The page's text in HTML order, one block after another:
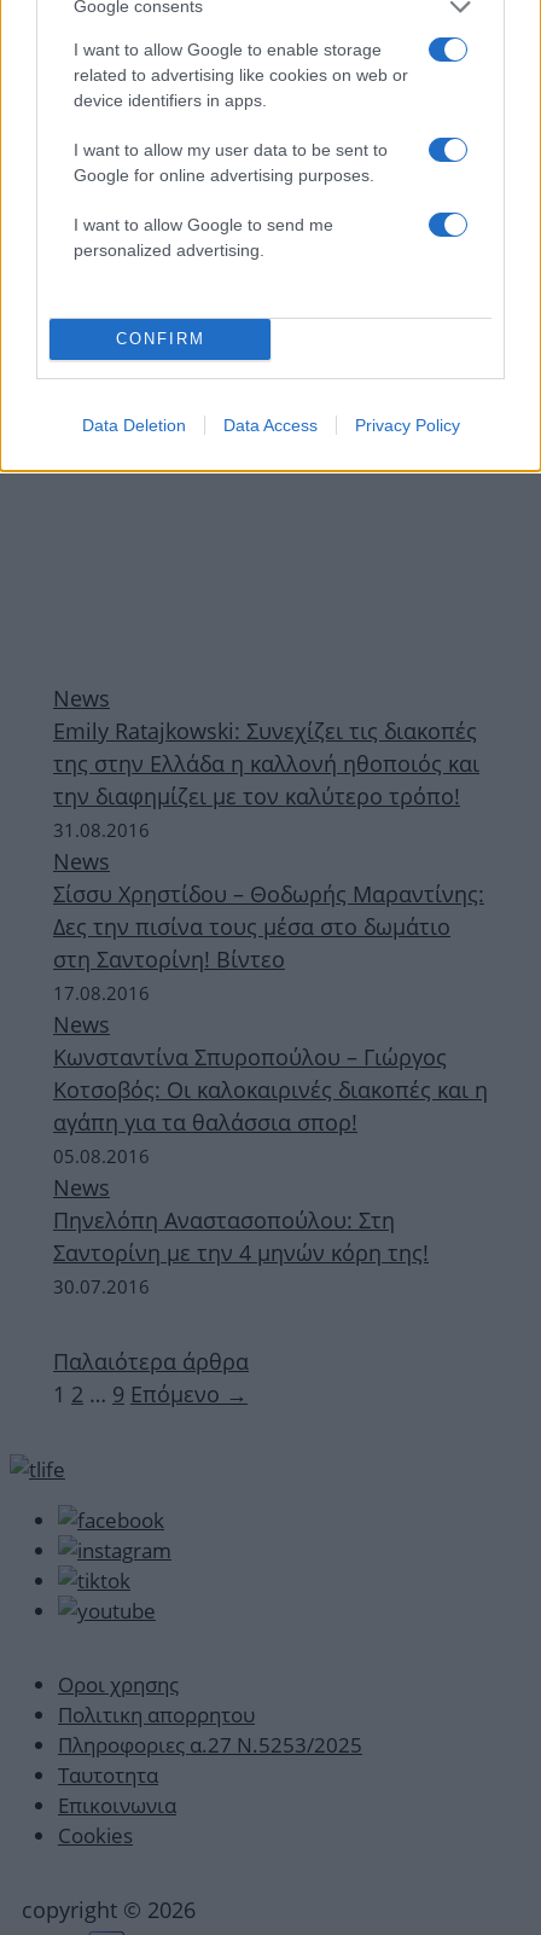
Google consents
I want to allow Google to enable storage
related to advertising like cookies on web or
device identifiers in apps.
I want to allow my user data to be sent to
Google for online advertising purposes.
I want to allow Google to send me
personalized advertising.
CONFIRM
Data Deletion Data Access Privacy Policy
Χαμός με την επίσκεψη της Mariah Carey
– Μετά τη Μύκονο έφυγε για Σαντορίνη!
19.09.2016
News
Η σέξι ηθοποιός είναι στη Σαντορίνη και
… τρελαίνει τα 7 εκατομμύρια followers
ΔΙΑΦΗΜΙΣΗ
News
Emily Ratajkowski: Συνεχίζει τις διακοπές
της στην Ελλάδα η καλλονή ηθοποιός και
την διαφημίζει με τον καλύτερο τρόπο!
31.08.2016
News
Σίσσυ Χρηστίδου – Θοδωρής Μαραντίνης:
Δες την πισίνα τους μέσα στο δωμάτιο
στη Σαντορίνη! Βίντεο
17.08.2016
News
Κωνσταντίνα Σπυροπούλου – Γιώργος
Κοτσοβός: Οι καλοκαιρινές διακοπές και η
αγάπη για τα θαλάσσια σπορ!
05.08.2016
News
Πηνελόπη Αναστασοπούλου: Στη
Σαντορίνη με την 4 μηνών κόρη της!
30.07.2016
Παλαιότερα άρθρα
Σελίδα
1 Σελίδα
2 … Σελίδα
9 Επόμενο →
Οροι χρησης
Πολιτικη απορρητου
Πληροφοριες α.27 Ν.5253/2025
Ταυτοτητα
Επικοινωνια
Cookies
copyright © 2026